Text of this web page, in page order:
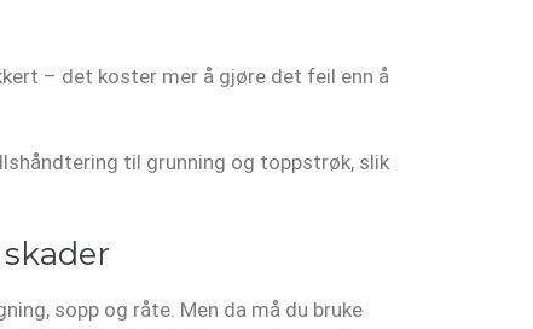
– det koster mer å gjøre det feil enn å
til grunning og toppstrøk, slik
sopp og råte. Men da må du bruke